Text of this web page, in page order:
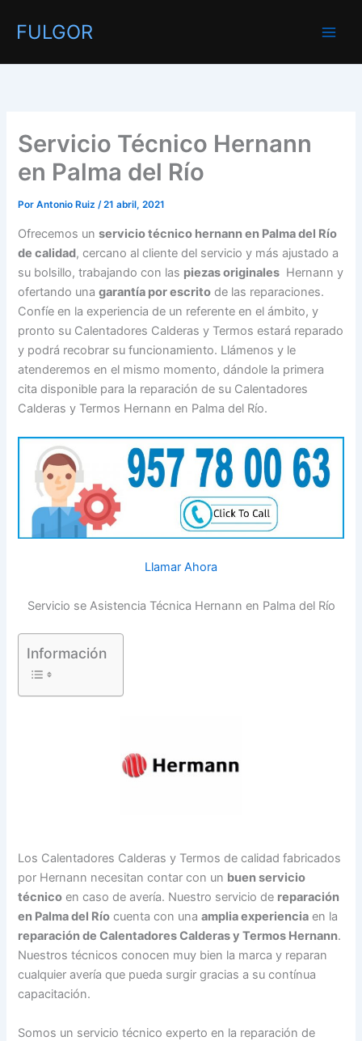
FULGOR
Servicio Técnico Hernann
en Palma del Río
PorAntonio Ruiz/21 abril, 2021
Ofrecemos unservicio técnico hernann en Palma del Río
de calidad, cercano al cliente del servicio y más ajustado a
su bolsillo, trabajando con las piezas originales Hernann y
ofertando unagarantía por escrito de las reparaciones.
Confíe en la experiencia de un referente en el ámbito, y
pronto su Calentadores Calderas y Termos estará reparado
y podrá recobrar su funcionamiento. Llámenos y le
atenderemos en el mismo momento, dándole la primera
cita disponible para la reparación de su Calentadores
Calderas y Termos Hernann en Palma del Río.
Llamar Ahora
Servicio se Asistencia Técnica Hernann en Palma del Río
Información
Los Calentadores Calderas y Termos de calidad fabricados
por Hernann necesitan contar con un buen servicio
técnico en caso de avería. Nuestro servicio de reparación
en Palma del Río cuenta con unaamplia experiencia en la
reparación de Calentadores Calderas y Termos Hernann.
Nuestros técnicos conocen muy bien la marca y reparan
cualquier avería que pueda surgir gracias a su contínua
capacitación.
Somos un servicio técnico experto en la reparación de